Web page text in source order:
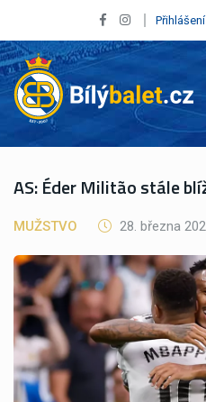
Přihlášení
AS: Éder Militão stále
MUŽSTVO 28. března